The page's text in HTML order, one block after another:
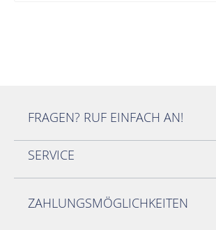
FRAGEN? RUF EINFACH AN!
SERVICE
ZAHLUNGSMÖGLICHKEITEN